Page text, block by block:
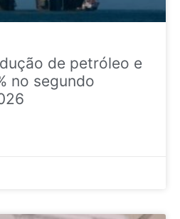
de petróleo e
no segundo